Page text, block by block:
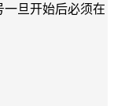
一旦开始后必须在